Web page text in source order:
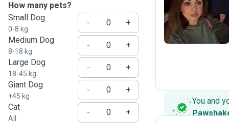
How many pets?
Small Dog
0-8 kg
-
+
Medium Dog
8-18 kg
-
+
Large Dog
18-45 kg
-
+
Giant Dog
+45 kg
-
+
Cat
All
-
+
A
You and